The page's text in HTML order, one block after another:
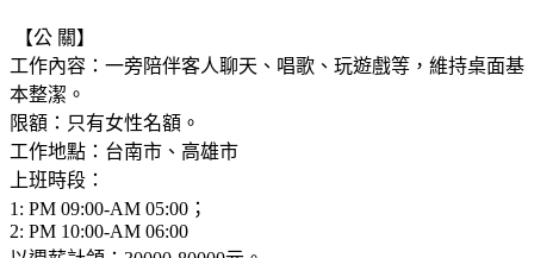
【公 關】
工作內容：一旁陪伴客人聊天、唱歌、玩遊戲等，維持桌面基
本整潔。
限額：只有女性名額。
工作地點：台南市、高雄市
上班時段：
1: PM 09:00-AM 05:00；
2: PM 10:00-AM 06:00